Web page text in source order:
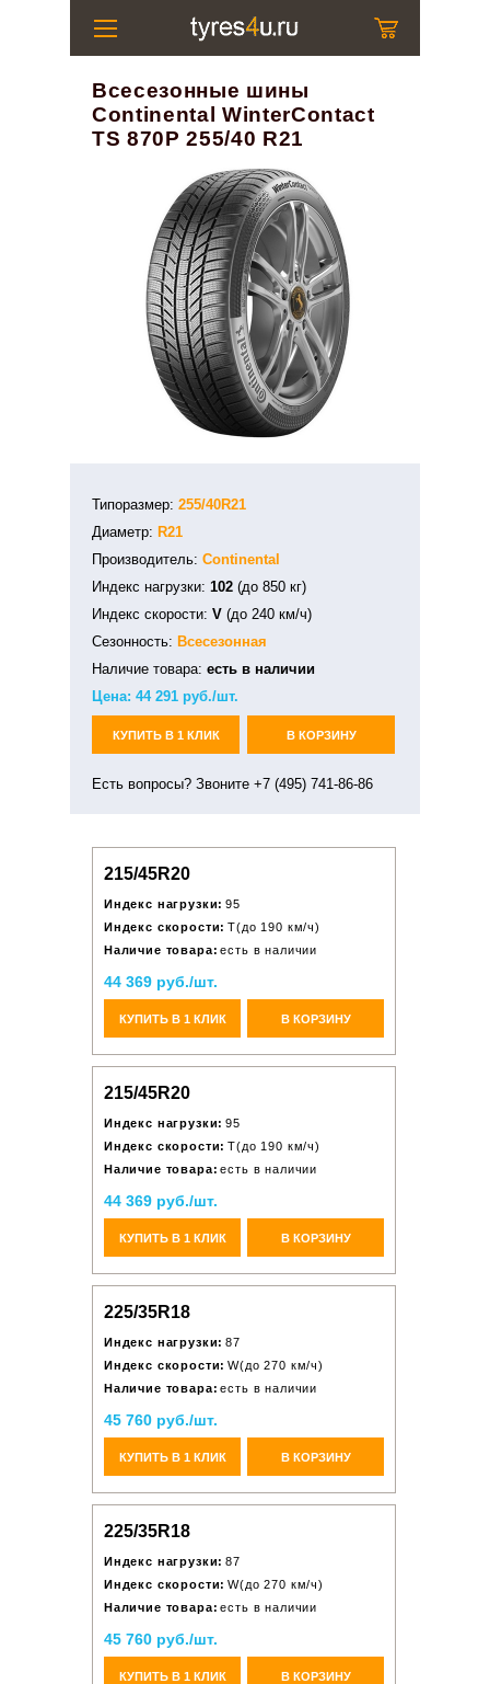
Всесезонные шины
Continental WinterContact
TS 870P 255/40 R21
Типоразмер: 255/40R21
Диаметр: R21
Производитель: Continental
Индекс нагрузки: 102 (до 850 кг)
Индекс скорости: V (до 240 км/ч)
Сезонность: Всесезонная
Наличие товара: есть в наличии
Цена: 44 291 руб./шт.
КУПИТЬ В 1 КЛИК В КОРЗИНУ
Есть вопросы? Звоните +7 (495) 741-86-86
215/45R20
Индекс нагрузки: 95
Индекс скорости: T(до 190 км/ч)
Наличие товара: есть в наличии
44 369 руб./шт.
КУПИТЬ В 1 КЛИК В КОРЗИНУ
215/45R20
Индекс нагрузки: 95
Индекс скорости: T(до 190 км/ч)
Наличие товара: есть в наличии
44 369 руб./шт.
КУПИТЬ В 1 КЛИК В КОРЗИНУ
225/35R18
Индекс нагрузки: 87
Индекс скорости: W(до 270 км/ч)
Наличие товара: есть в наличии
45 760 руб./шт.
КУПИТЬ В 1 КЛИК В КОРЗИНУ
225/35R18
Индекс нагрузки: 87
Индекс скорости: W(до 270 км/ч)
Наличие товара: есть в наличии
45 760 руб./шт.
КУПИТЬ В 1 КЛИК В КОРЗИНУ